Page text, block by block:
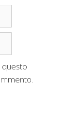
questo